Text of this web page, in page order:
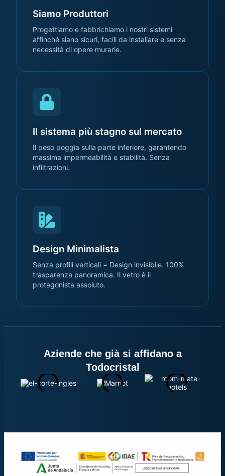
Siamo Produttori
Progettiamo e fabbrichiamo i nostri sistemi
affinché siano sicuri, facili da installare e senza
necessità di opere murarie.
Il sistema più stagno sul mercato
Il peso poggia sulla parte inferiore, garantendo
massima impermeabilità e stabilità. Senza
infiltrazioni.
Design Minimalista
Senza profili verticali = Design invisibile. 100%
trasparenza panoramica. Il vetro è il
protagonista assoluto.
Aziende che già si affidano a
Todocristal